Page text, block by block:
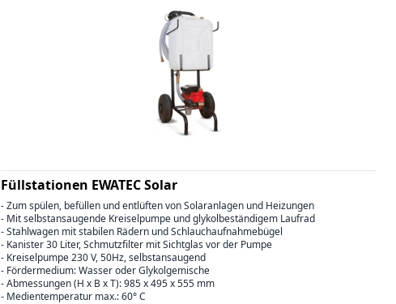
Füllstationen EWATEC Solar
- Zum spülen, befüllen und entlüften von Solaranlagen und Heizungen
- Mit selbstansaugende Kreiselpumpe und glykolbeständigem Laufrad
- Stahlwagen mit stabilen Rädern und Schlauchaufnahmebügel
- Kanister 30 Liter, Schmutzfilter mit Sichtglas vor der Pumpe
- Kreiselpumpe 230 V, 50Hz, selbstansaugend
- Fördermedium: Wasser oder Glykolgemische
- Abmessungen (H x B x T): 985 x 495 x 555 mm
- Medientemperatur max.: 60° C